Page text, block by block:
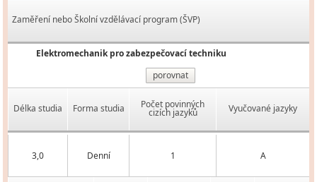
Zaměření nebo Školní vzdělávací program (ŠVP)
Elektromechanik pro zabezpečovací techniku
porovnat
Délka studia Forma studia Počet povinných
cizích jazyků Vyučované jazyky
3,0 Denní 1 A